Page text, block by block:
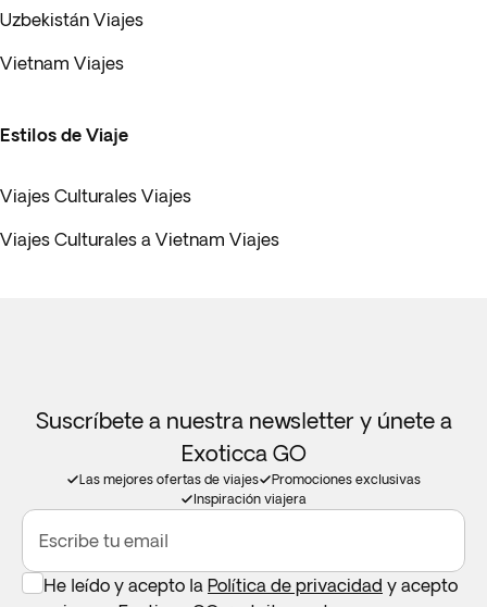
Uzbekistán Viajes
Vietnam Viajes
Estilos de Viaje
Viajes Culturales Viajes
Viajes Culturales a Vietnam Viajes
Suscríbete a nuestra newsletter y únete a
Exoticca GO
Las mejores ofertas de viajes
Promociones exclusivas
Inspiración viajera
Escribe tu email
He leído y acepto la Política de privacidad y acepto